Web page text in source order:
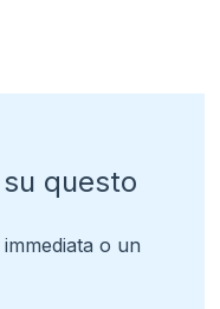
questo
o un